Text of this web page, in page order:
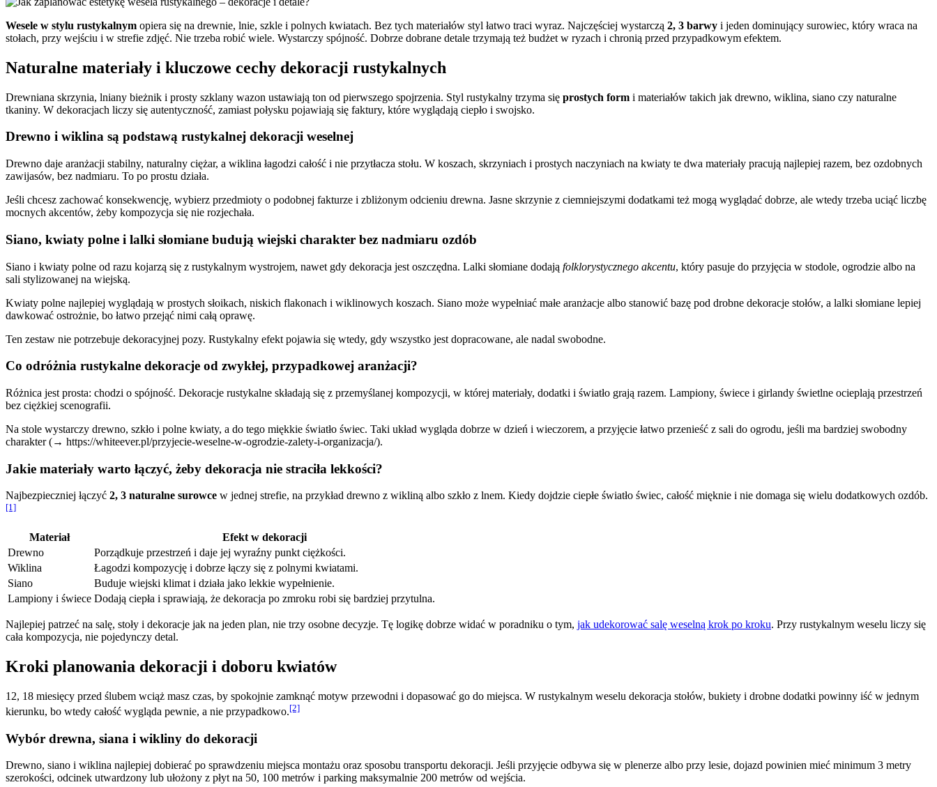
Wesele w stylu rustykalnym opiera się na drewnie, lnie, szkle i polnych kwiatach. Bez tych materiałów styl łatwo traci wyraz. Najczęściej wystarczą 2, 3 barwy i jeden dominujący surowiec, który wraca na
stołach, przy wejściu i w strefie zdjęć. Nie trzeba robić wiele. Wystarczy spójność. Dobrze dobrane detale trzymają też budżet w ryzach i chronią przed przypadkowym efektem.
Naturalne materiały i kluczowe cechy dekoracji rustykalnych
Drewniana skrzynia, lniany bieżnik i prosty szklany wazon ustawiają ton od pierwszego spojrzenia. Styl rustykalny trzyma się prostych form i materiałów takich jak drewno, wiklina, siano czy naturalne
tkaniny. W dekoracjach liczy się autentyczność, zamiast połysku pojawiają się faktury, które wyglądają ciepło i swojsko.
Drewno i wiklina są podstawą rustykalnej dekoracji weselnej
Drewno daje aranżacji stabilny, naturalny ciężar, a wiklina łagodzi całość i nie przytłacza stołu. W koszach, skrzyniach i prostych naczyniach na kwiaty te dwa materiały pracują najlepiej razem, bez ozdobnych
zawijasów, bez nadmiaru. To po prostu działa.
Jeśli chcesz zachować konsekwencję, wybierz przedmioty o podobnej fakturze i zbliżonym odcieniu drewna. Jasne skrzynie z ciemniejszymi dodatkami też mogą wyglądać dobrze, ale wtedy trzeba uciąć liczbę
mocnych akcentów, żeby kompozycja się nie rozjechała.
Siano, kwiaty polne i lalki słomiane budują wiejski charakter bez nadmiaru ozdób
Siano i kwiaty polne od razu kojarzą się z rustykalnym wystrojem, nawet gdy dekoracja jest oszczędna. Lalki słomiane dodają folklorystycznego akcentu, który pasuje do przyjęcia w stodole, ogrodzie albo na
sali stylizowanej na wiejską.
Kwiaty polne najlepiej wyglądają w prostych słoikach, niskich flakonach i wiklinowych koszach. Siano może wypełniać małe aranżacje albo stanowić bazę pod drobne dekoracje stołów, a lalki słomiane lepiej
dawkować ostrożnie, bo łatwo przejąć nimi całą oprawę.
Ten zestaw nie potrzebuje dekoracyjnej pozy. Rustykalny efekt pojawia się wtedy, gdy wszystko jest dopracowane, ale nadal swobodne.
Co odróżnia rustykalne dekoracje od zwykłej, przypadkowej aranżacji?
Różnica jest prosta: chodzi o spójność. Dekoracje rustykalne składają się z przemyślanej kompozycji, w której materiały, dodatki i światło grają razem. Lampiony, świece i girlandy świetlne ocieplają przestrzeń
bez ciężkiej scenografii.
Na stole wystarczy drewno, szkło i polne kwiaty, a do tego miękkie światło świec. Taki układ wygląda dobrze w dzień i wieczorem, a przyjęcie łatwo przenieść z sali do ogrodu, jeśli ma bardziej swobodny
charakter (→ https://whiteever.pl/przyjecie-weselne-w-ogrodzie-zalety-i-organizacja/).
Jakie materiały warto łączyć, żeby dekoracja nie straciła lekkości?
Najbezpieczniej łączyć 2, 3 naturalne surowce w jednej strefie, na przykład drewno z wikliną albo szkło z lnem. Kiedy dojdzie ciepłe światło świec, całość mięknie i nie domaga się wielu dodatkowych ozdób.
[1]
Materiał
Efekt w dekoracji
Drewno
Porządkuje przestrzeń i daje jej wyraźny punkt ciężkości.
Wiklina
Łagodzi kompozycję i dobrze łączy się z polnymi kwiatami.
Siano
Buduje wiejski klimat i działa jako lekkie wypełnienie.
Lampiony i świece Dodają ciepła i sprawiają, że dekoracja po zmroku robi się bardziej przytulna.
Najlepiej patrzeć na salę, stoły i dekoracje jak na jeden plan, nie trzy osobne decyzje. Tę logikę dobrze widać w poradniku o tym, jak udekorować salę weselną krok po kroku. Przy rustykalnym weselu liczy się
cała kompozycja, nie pojedynczy detal.
Kroki planowania dekoracji i doboru kwiatów
12, 18 miesięcy przed ślubem wciąż masz czas, by spokojnie zamknąć motyw przewodni i dopasować go do miejsca. W rustykalnym weselu dekoracja stołów, bukiety i drobne dodatki powinny iść w jednym
kierunku, bo wtedy całość wygląda pewnie, a nie przypadkowo.[2]
Wybór drewna, siana i wikliny do dekoracji
Drewno, siano i wiklina najlepiej dobierać po sprawdzeniu miejsca montażu oraz sposobu transportu dekoracji. Jeśli przyjęcie odbywa się w plenerze albo przy lesie, dojazd powinien mieć minimum 3 metry
szerokości, odcinek utwardzony lub ułożony z płyt na 50, 100 metrów i parking maksymalnie 200 metrów od wejścia.